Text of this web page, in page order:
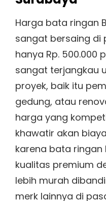
Harga bata ringan
sangat bersaing di
hanya Rp. 500.000
sangat terjangkau
proyek, baik itu
gedung, atau
harga yang
khawatir akan
karena bata ringan
kualitas premium
lebih murah
merk lainnya di